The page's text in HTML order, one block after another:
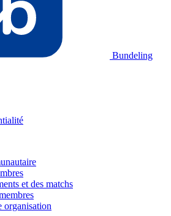
Bundeling
et des matchs
organisation